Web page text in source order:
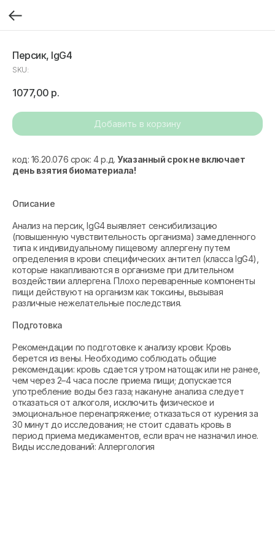
Персик, IgG4
SKU:
1077,00 р.
Добавить в корзину
код: 16.20.076 срок: 4 р.д.Указанный срок не включает
день взятия биоматериала!
Описание
Анализ на персик, IgG4 выявляет сенсибилизацию
(повышенную чувствительность организма) замедленного
типа к индивидуальному пищевому аллергену путем
определения в крови специфических антител (класса IgG4),
которые накапливаются в организме при длительном
воздействии аллергена. Плохо переваренные компоненты
пищи действуют на организм как токсины, вызывая
различные нежелательные последствия.
Подготовка
Рекомендации по подготовке к анализу крови: Кровь
берется из вены. Необходимо соблюдать общие
рекомендации: кровь сдается утром натощак или не ранее,
чем через 2–4 часа после приема пищи; допускается
употребление воды без газа; накануне анализа следует
отказаться от алкоголя, исключить физическое и
эмоциональное перенапряжение; отказаться от курения за
30 минут до исследования; не стоит сдавать кровь в
период приема медикаментов, если врач не назначил иное.
Виды исследований: Аллергология